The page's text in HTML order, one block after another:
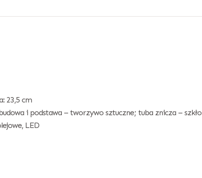
23,5 cm
i podstawa – tworzywo sztuczne; tuba znicza – szkło
LED